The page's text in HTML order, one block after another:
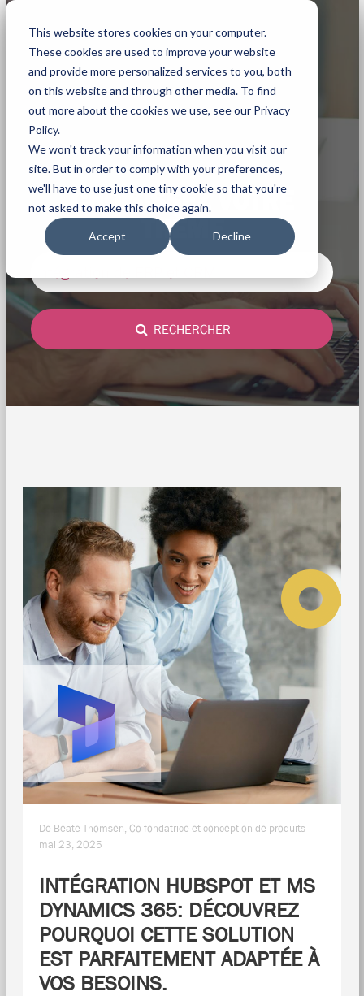
This website stores cookies on your computer.
These cookies are used to improve your website
and provide more personalized services to you, both
on this website and through other media. To find
out more about the cookies we use, see our Privacy
Policy.
We won't track your information when you visit our
site. But in order to comply with your preferences,
we'll have to use just one tiny cookie so that you're
not asked to make this choice again.
Accept Decline
CHOISISSEZ VOTRE
THÈME
RECHERCHER
De Beate Thomsen, Co-fondatrice et conception de produits -
mai 23, 2025
INTÉGRATION HUBSPOT ET MS
DYNAMICS 365: DÉCOUVREZ
POURQUOI CETTE SOLUTION
EST PARFAITEMENT ADAPTÉE À
VOS BESOINS.